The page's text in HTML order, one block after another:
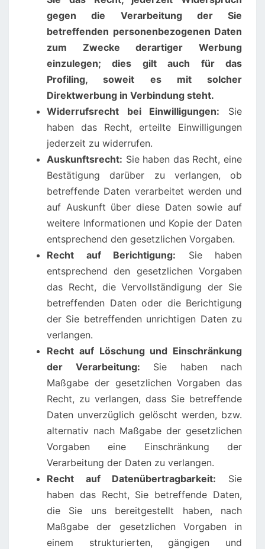
gegen die Verarbeitung der Sie
betreffenden personenbezogenen Daten
zum Zwecke derartiger Werbung
einzulegen; dies gilt auch für das
Profiling, soweit es mit solcher
Direktwerbung in Verbindung steht.
Widerrufsrecht bei Einwilligungen: Sie
haben das Recht, erteilte Einwilligungen
jederzeit zu widerrufen.
Auskunftsrecht: Sie haben das Recht, eine
Bestätigung darüber zu verlangen, ob
betreffende Daten verarbeitet werden und
auf Auskunft über diese Daten sowie auf
weitere Informationen und Kopie der Daten
entsprechend den gesetzlichen Vorgaben.
Recht auf Berichtigung: Sie haben
entsprechend den gesetzlichen Vorgaben
das Recht, die Vervollständigung der Sie
betreffenden Daten oder die Berichtigung
der Sie betreffenden unrichtigen Daten zu
verlangen.
Recht auf Löschung und Einschränkung
der Verarbeitung: Sie haben nach
Maßgabe der gesetzlichen Vorgaben das
Recht, zu verlangen, dass Sie betreffende
Daten unverzüglich gelöscht werden, bzw.
alternativ nach Maßgabe der gesetzlichen
Vorgaben eine Einschränkung der
Verarbeitung der Daten zu verlangen.
Recht auf Datenübertragbarkeit: Sie
haben das Recht, Sie betreffende Daten,
die Sie uns bereitgestellt haben, nach
Maßgabe der gesetzlichen Vorgaben in
einem strukturierten, gängigen und